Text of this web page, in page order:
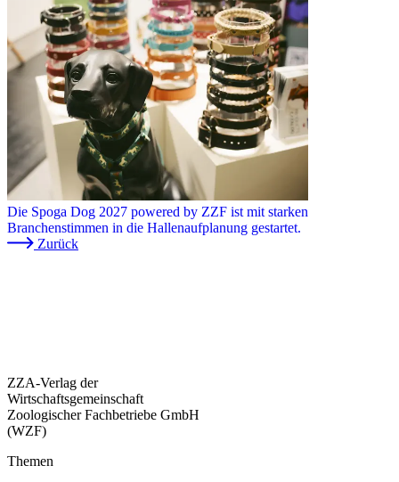
Die Spoga Dog 2027 powered by ZZF ist mit starken
Branchenstimmen in die Hallenaufplanung gestartet.
Zurück
ZZA-Verlag der
Wirtschaftsgemeinschaft
Zoologischer Fachbetriebe GmbH
(WZF)
Themen